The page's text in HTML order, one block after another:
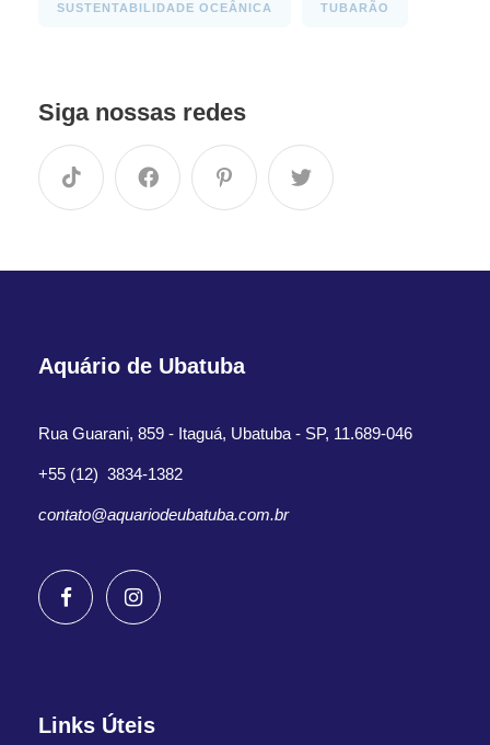
SUSTENTABILIDADE OCEÂNICA TUBARÃO
Siga nossas redes
Aquário de Ubatuba
Rua Guarani, 859 - Itaguá, Ubatuba - SP, 11.689-046
+55 (12) 3834-1382
contato@aquariodeubatuba.com.br
Links Úteis